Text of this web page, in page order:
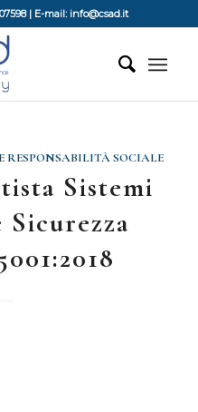
| E-mail: info@csad.it
RESPONSABILITÀ SOCIALE
Sistemi